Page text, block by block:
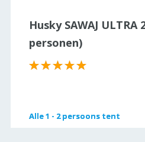
Husky SAWAJ
personen)
Alle1 - 2 persoons tent
Alle1 - 2 persoons tent